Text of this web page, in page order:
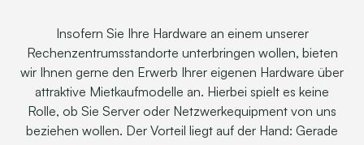
Insofern Sie Ihre Hardware an einem unserer
Rechenzentrumsstandorte unterbringen wollen, bieten
wir Ihnen gerne den Erwerb Ihrer eigenen Hardware über
attraktive Mietkaufmodelle an. Hierbei spielt es keine
Rolle, ob Sie Server oder Netzwerkequipment von uns
beziehen wollen. Der Vorteil liegt auf der Hand: Gerade